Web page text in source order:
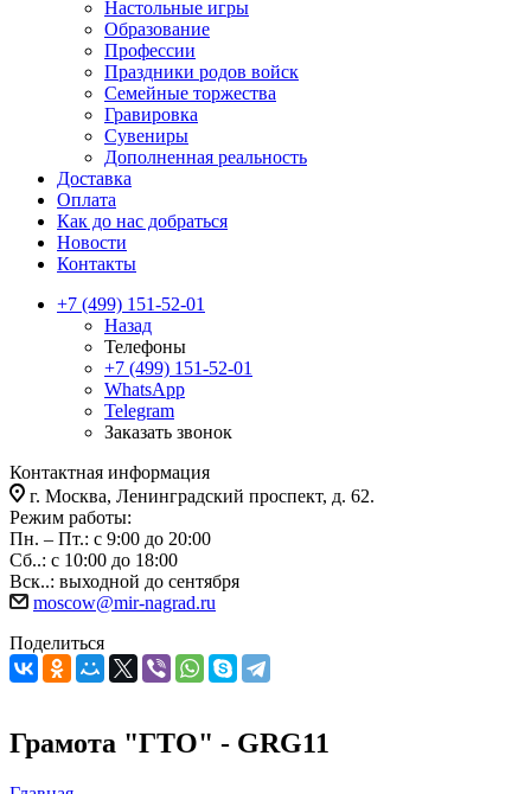
Настольные игры
Образование
Профессии
Праздники родов войск
Семейные торжества
Гравировка
Сувениры
Дополненная реальность
Доставка
Оплата
Как до нас добраться
Новости
Контакты
+7 (499) 151-52-01
Назад
Телефоны
+7 (499) 151-52-01
WhatsApp
Telegram
Заказать звонок
Контактная информация
г. Москва, Ленинградский проспект, д. 62.
Режим работы:
Пн. – Пт.: с 9:00 до 20:00
Сб..: с 10:00 до 18:00
Вск..: выходной до сентября
moscow@mir-nagrad.ru
Поделиться
Грамота "ГТО" - GRG11